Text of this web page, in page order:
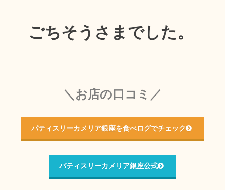
ごちそうさまでした。
＼お店の口コミ／
パティスリーカメリア銀座を食べログでチェック
パティスリーカメリア銀座公式